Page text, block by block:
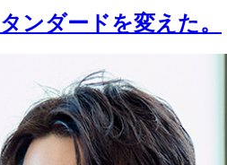
ンダードを変えた。